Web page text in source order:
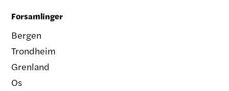
Forsamlinger
Bergen
Trondheim
Grenland
Os